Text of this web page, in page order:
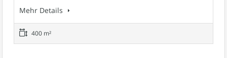
Mehr Details
400 m²